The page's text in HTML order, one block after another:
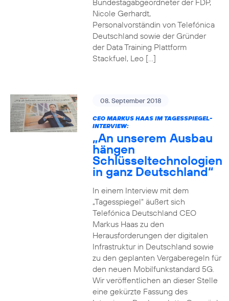
Bundestagabgeordneter der FDP,
Nicole Gerhardt,
Personalvorständin von Telefónica
Deutschland sowie der Gründer
der Data Training Plattform
Stackfuel, Leo […]
08. September 2018
CEO MARKUS HAAS IM TAGESSPIEGEL-
INTERVIEW:
„An unserem Ausbau
hängen
Schlüsseltechnologien
in ganz Deutschland“
In einem Interview mit dem
„Tagesspiegel“ äußert sich
Telefónica Deutschland CEO
Markus Haas zu den
Herausforderungen der digitalen
Infrastruktur in Deutschland sowie
zu den geplanten Vergaberegeln für
den neuen Mobilfunkstandard 5G.
Wir veröffentlichen an dieser Stelle
eine gekürzte Fassung des